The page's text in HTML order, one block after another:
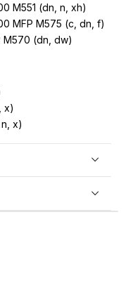
M551 (dn, n, xh)
MFP M575 (c, dn, f)
M570 (dn, dw)
x)
x)